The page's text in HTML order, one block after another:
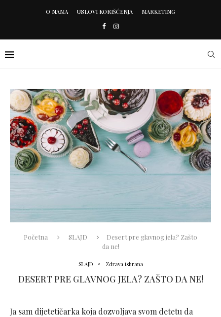
O NAMA USLOVI KORIŠĆENJA MARKETING
Početna SLAJD
Desert pre glavnog jela? Zašto
da ne!
SLAJD Zdrava ishrana
DESERT PRE GLAVNOG JELA? ZAŠTO DA NE!
Ja sam dijetetičarka koja dozvoljava svom detetu da